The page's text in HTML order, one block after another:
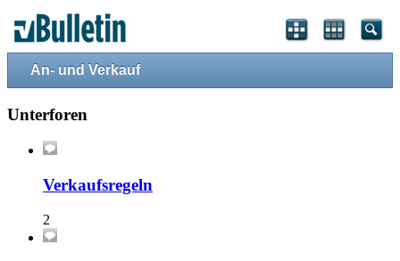
An- und Verkauf
Unterforen
Verkaufsregeln
2